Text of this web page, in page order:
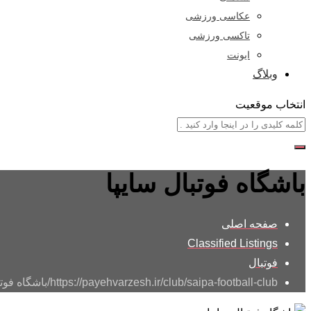
عکاسی ورزشی
تاکسی ورزشی
ایونت
وبلاگ
انتخاب موقعیت
باشگاه فوتبال سایپا
صفحه اصلی
Classified Listings
فوتبال
https://payehvarzesh.ir/club/saipa-football-club/ باشگاه